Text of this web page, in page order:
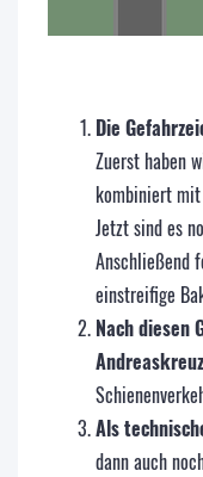
Die
Zuerst haben
kombiniert
Jetzt sind es
Anschließend
einstreifige
Nach diesen
Als
dann auch